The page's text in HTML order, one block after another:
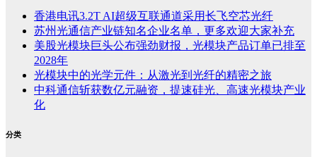
香港电讯3.2T AI超级互联通道采用长飞空芯光纤
苏州光通信产业链知名企业名单，更多欢迎大家补充
美股光模块巨头公布强劲财报，光模块产品订单已排至
2028年
光模块中的光学元件：从激光到光纤的精密之旅
中科通信斩获数亿元融资，提速硅光、高速光模块产业
化
分类